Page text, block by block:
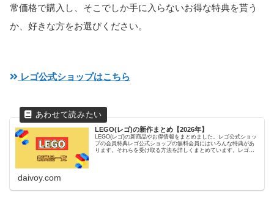
常価格で購入し、そこでしか手に入らないお得な特典を貰う
か、好きな方をお選びください。
レゴ公式ショップはこちら
LEGO(レゴ)の新作まとめ【2026年】
LEGO(レゴ)の新商品やお得情報をまとめました。レゴ公式ショッ
プの会員特典レゴ公式ショップの無料会員にはいろんな特典があ
ります。それらを受け取る方法を詳しくまとめています。レゴ公
daivoy.com